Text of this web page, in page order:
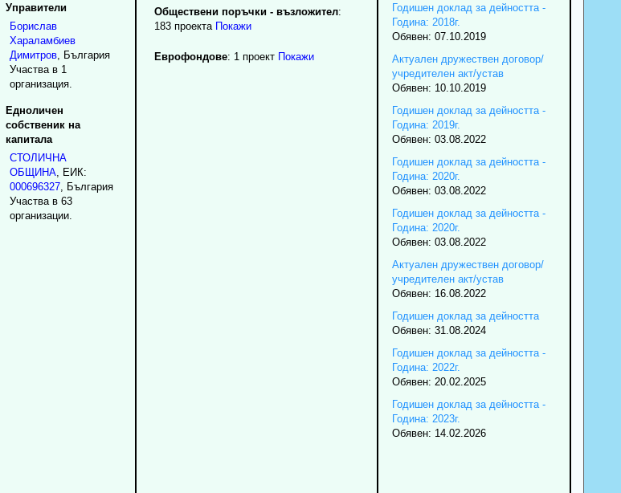
Управители
Борислав
Хараламбиев
Димитров, България
Участва в 1
организация.
Едноличен
собственик на
капитала
СТОЛИЧНА
ОБЩИНА, ЕИК:
000696327, България
Участва в 63
организации.
Обществени поръчки - възложител:
183 проекта Покажи
Еврофондове: 1 проект Покажи
Годишен доклад за дейността -
Година: 2018г.
Обявен: 07.10.2019
Актуален дружествен договор/
учредителен акт/устав
Обявен: 10.10.2019
Годишен доклад за дейността -
Година: 2019г.
Обявен: 03.08.2022
Годишен доклад за дейността -
Година: 2020г.
Обявен: 03.08.2022
Годишен доклад за дейността -
Година: 2020г.
Обявен: 03.08.2022
Актуален дружествен договор/
учредителен акт/устав
Обявен: 16.08.2022
Годишен доклад за дейността
Обявен: 31.08.2024
Годишен доклад за дейността -
Година: 2022г.
Обявен: 20.02.2025
Годишен доклад за дейността -
Година: 2023г.
Обявен: 14.02.2026